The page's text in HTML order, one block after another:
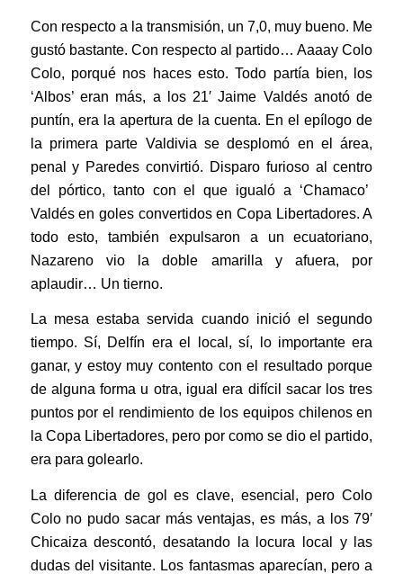
Con respecto a la transmisión, un 7,0, muy bueno. Me
gustó bastante. Con respecto al partido… Aaaay Colo
Colo, porqué nos haces esto. Todo partía bien, los
‘Albos’ eran más, a los 21′ Jaime Valdés anotó de
puntín, era la apertura de la cuenta. En el epílogo de
la primera parte Valdivia se desplomó en el área,
penal y Paredes convirtió. Disparo furioso al centro
del pórtico, tanto con el que igualó a ‘Chamaco’
Valdés en goles convertidos en Copa Libertadores. A
todo esto, también expulsaron a un ecuatoriano,
Nazareno vio la doble amarilla y afuera, por
aplaudir… Un tierno.
La mesa estaba servida cuando inició el segundo
tiempo. Sí, Delfín era el local, sí, lo importante era
ganar, y estoy muy contento con el resultado porque
de alguna forma u otra, igual era difícil sacar los tres
puntos por el rendimiento de los equipos chilenos en
la Copa Libertadores, pero por como se dio el partido,
era para golearlo.
La diferencia de gol es clave, esencial, pero Colo
Colo no pudo sacar más ventajas, es más, a los 79′
Chicaiza descontó, desatando la locura local y las
dudas del visitante. Los fantasmas aparecían, pero a